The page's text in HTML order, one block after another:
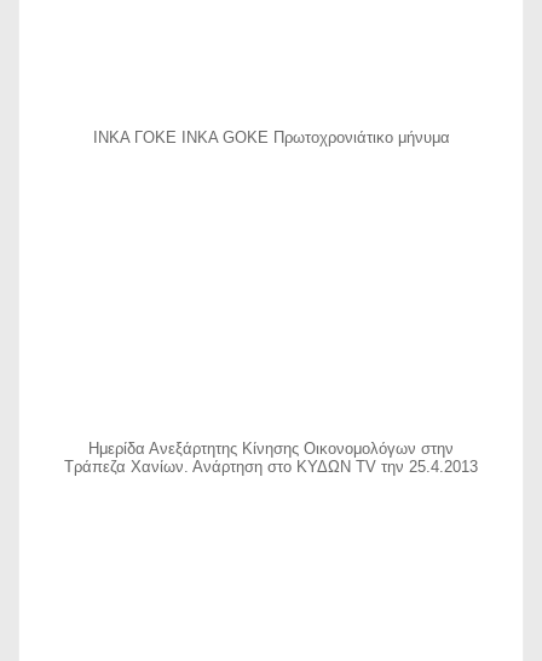
ΙΝΚΑ ΓΟΚΕ INKA GOKE Πρωτοχρονιάτικο μήνυμα
Ημερίδα Ανεξάρτητης Κίνησης Οικονομολόγων στην
Τράπεζα Χανίων. Ανάρτηση στο ΚΥΔΩΝ TV την 25.4.2013